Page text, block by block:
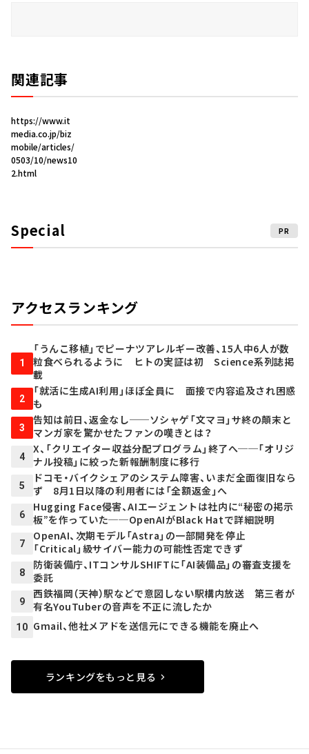
関連記事
https://www.it
media.co.jp/biz
mobile/articles/
0503/10/news10
2.html
Special PR
アクセスランキング
1
「うんこ移植」でピーナツアレルギー改善、15人中6人が数
粒食べられるように ヒトの実証は初 Science系列誌掲
載
2
「就活に生成AI利用」ほぼ全員に 面接で内容追及され困惑
も
3
告知は前日、返金なし──ソシャゲ「文マヨ」サ終の顛末と
マンガ家を驚かせたファンの嘆きとは？
4
X、「クリエイター収益分配プログラム」終了へ──「オリジ
ナル投稿」に絞った新報酬制度に移行
5
ドコモ・バイクシェアのシステム障害、いまだ全面復旧なら
ず 8月1日以降の利用者には「全額返金」へ
6
Hugging Face侵害、AIエージェントは社内に“秘密の掲示
板”を作っていた──OpenAIがBlack Hatで詳細説明
7
OpenAI、次期モデル「Astra」の一部開発を停止
「Critical」級サイバー能力の可能性否定できず
8
防衛装備庁、ITコンサルSHIFTに「AI装備品」の審査支援を
委託
9
西鉄福岡（天神）駅などで意図しない駅構内放送 第三者が
有名YouTuberの音声を不正に流したか
10 Gmail、他社メアドを送信元にできる機能を廃止へ
ランキングをもっと見る